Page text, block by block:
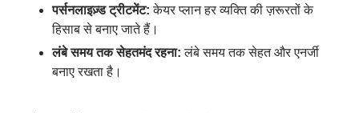
पर्सनलाइज़्ड ट्रीटमेंट:केयर प्लान हर व्यक्ति की ज़रूरतों के
हिसाब से बनाए जाते हैं।
लंबे समय तक सेहतमंद रहना:लंबे समय तक सेहत और एनर्जी
बनाए रखता है।